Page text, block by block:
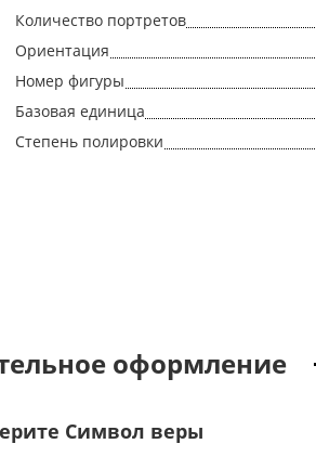
Количество портретов
Ориентация
Номер фигуры
Базовая единица
Степень полировки
оформление
Символ веры